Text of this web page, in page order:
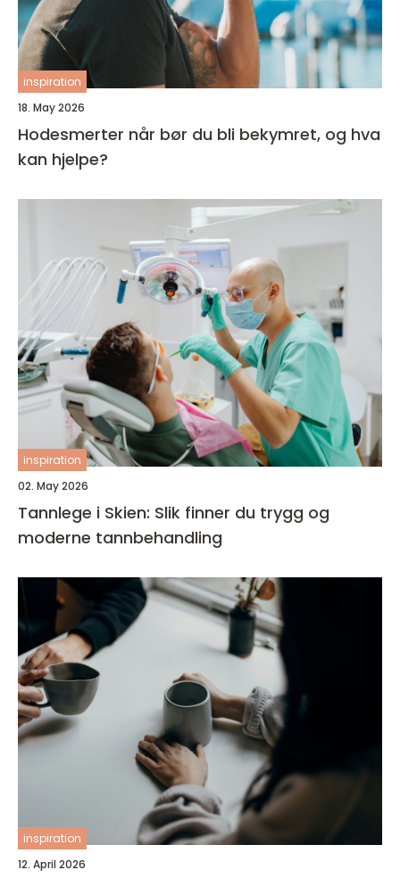
inspiration
18. May 2026
Hodesmerter når bør du bli bekymret, og hva
kan hjelpe?
inspiration
02. May 2026
Tannlege i Skien: Slik finner du trygg og
moderne tannbehandling
inspiration
12. April 2026